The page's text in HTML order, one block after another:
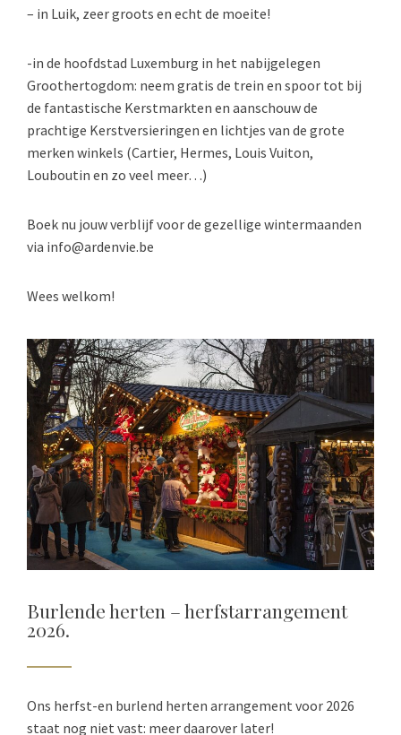
– in Luik, zeer groots en echt de moeite!
-in de hoofdstad Luxemburg in het nabijgelegen
Groothertogdom: neem gratis de trein en spoor tot bij
de fantastische Kerstmarkten en aanschouw de
prachtige Kerstversieringen en lichtjes van de grote
merken winkels (Cartier, Hermes, Louis Vuiton,
Louboutin en zo veel meer…)
Boek nu jouw verblijf voor de gezellige wintermaanden
via info@ardenvie.be
Wees welkom!
Burlende herten – herfstarrangement
2026.
Ons herfst-en burlend herten arrangement voor 2026
staat nog niet vast: meer daarover later!